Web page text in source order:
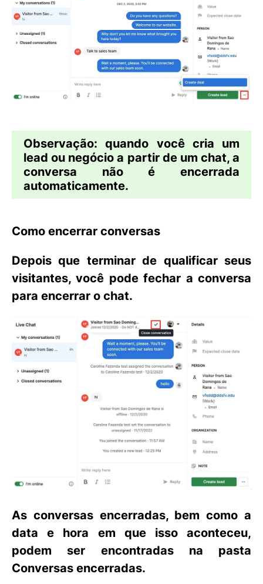
Observação: quando você cria um
lead ou negócio a partir de um chat, a
conversa não é encerrada
automaticamente.
Como encerrar conversas
Depois que terminar de qualificar seus
visitantes, você pode fechar a conversa
para encerrar o chat.
As conversas encerradas, bem como a
data e hora em que isso aconteceu,
podem ser encontradas na pasta
Conversas encerradas.